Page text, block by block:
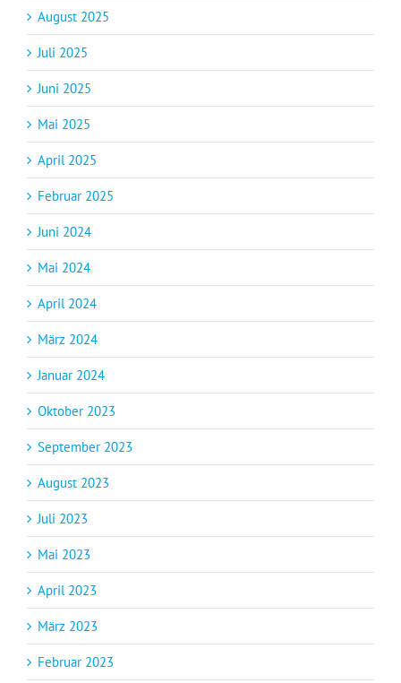
August 2025
Juli 2025
Juni 2025
Mai 2025
April 2025
Februar 2025
Juni 2024
Mai 2024
April 2024
März 2024
Januar 2024
Oktober 2023
September 2023
August 2023
Juli 2023
Mai 2023
April 2023
März 2023
Februar 2023